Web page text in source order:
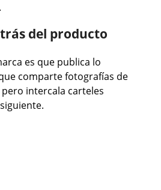
del producto
es que publica lo
comparte fotografías de
intercala carteles